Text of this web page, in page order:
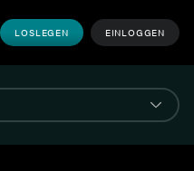
LOSLEGEN EINLOGGEN